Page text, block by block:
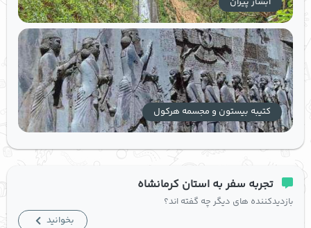
کتیبه بیستون و مجسمه هرکول
تجربه سفر به استان کرمانشاه
بازدیدکننده های دیگر چه گفته اند؟
بخوانید